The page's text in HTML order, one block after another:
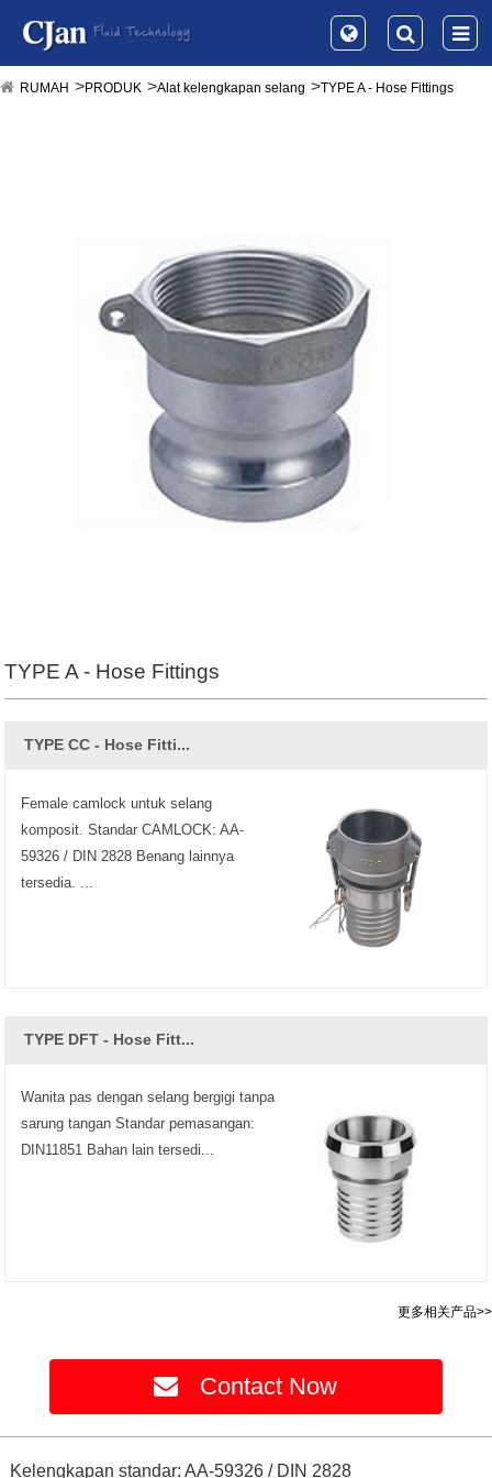
RUMAH PRODUK Alat kelengkapan selang TYPE A - Hose Fittings
TYPE A - Hose Fittings
TYPE CC - Hose Fitti...
Female camlock untuk selang
komposit. Standar CAMLOCK: AA-
59326 / DIN 2828 Benang lainnya
tersedia. ...
TYPE DFT - Hose Fitt...
Wanita pas dengan selang bergigi tanpa
sarung tangan Standar pemasangan:
DIN11851 Bahan lain tersedi...
更多相关产品>>
Contact Now
Kelengkapan standar: AA-59326 / DIN 2828